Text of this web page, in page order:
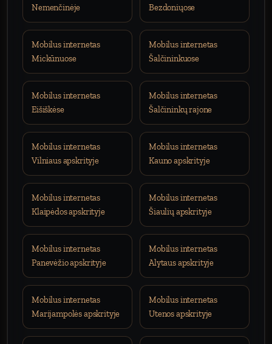
Nemenčinėje
Bezdoniųose
Mobilus internetas
Mickūnuose
Mobilus internetas
Šalčininkuose
Mobilus internetas
Eišiškėse
Mobilus internetas
Šalčininkų rajone
Mobilus internetas
Vilniaus apskrityje
Mobilus internetas
Kauno apskrityje
Mobilus internetas
Klaipėdos apskrityje
Mobilus internetas
Šiaulių apskrityje
Mobilus internetas
Panevėžio apskrityje
Mobilus internetas
Alytaus apskrityje
Mobilus internetas
Marijampolės apskrityje
Mobilus internetas
Utenos apskrityje